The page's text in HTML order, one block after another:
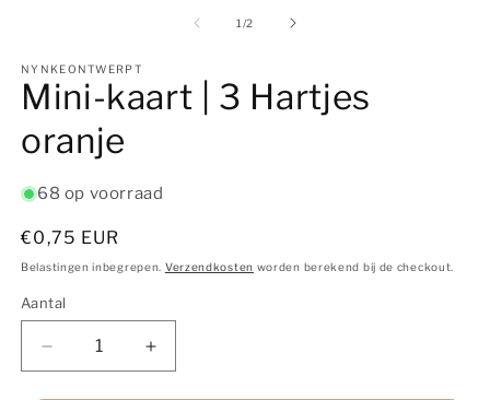
1 /van
2
NYNKEONTWERPT
Mini-kaart | 3 Hartjes
oranje
68 op voorraad
Normale
prijs
€0,75 EUR
Belastingen inbegrepen. Verzendkosten worden berekend bij de checkout.
Aantal
Aantal
Aantal
verlagen
Aantal
verhogen